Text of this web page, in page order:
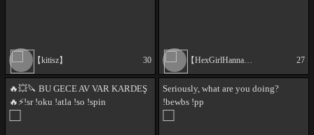
【kitisz】 30 【HexGirlHannah】 27
🔥💥🔪 BU GECE AV VAR KARDEŞ
🔥⚡!sr !oku !atla !so !spin
Seriously, what are you doing?
!bewbs !pp